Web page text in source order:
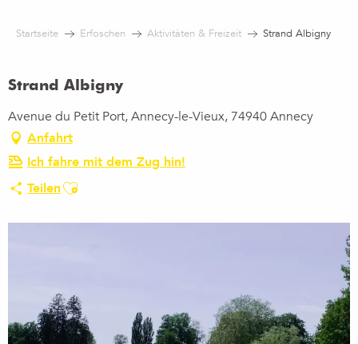
Startseite Erfoschen Aktivitäten & Freizeit Strand Albigny
Strand Albigny
Avenue du Petit Port, Annecy-le-Vieux, 74940 Annecy
Anfahrt
Ich fahre mit dem Zug hin!
TeilenAjouter aux favoris